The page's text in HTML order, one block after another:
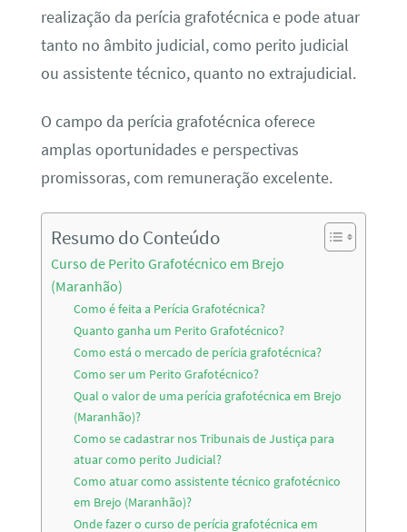
realização da perícia grafotécnica e pode atuar
tanto no âmbito judicial, como perito judicial
ou assistente técnico, quanto no extrajudicial.
O campo da perícia grafotécnica oferece
amplas oportunidades e perspectivas
promissoras, com remuneração excelente.
Resumo do Conteúdo
Curso de Perito Grafotécnico em Brejo
(Maranhão)
Como é feita a Perícia Grafotécnica?
Quanto ganha um Perito Grafotécnico?
Como está o mercado de perícia grafotécnica?
Como ser um Perito Grafotécnico?
Qual o valor de uma perícia grafotécnica em Brejo
(Maranhão)?
Como se cadastrar nos Tribunais de Justiça para
atuar como perito Judicial?
Como atuar como assistente técnico grafotécnico
em Brejo (Maranhão)?
Onde fazer o curso de perícia grafotécnica em